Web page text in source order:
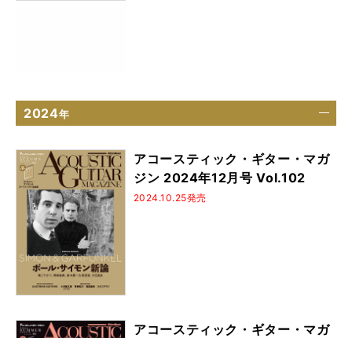
2024年
アコースティック・ギター・マガ
ジン 2024年12月号 Vol.102
2024.10.25発売
アコースティック・ギター・マガ